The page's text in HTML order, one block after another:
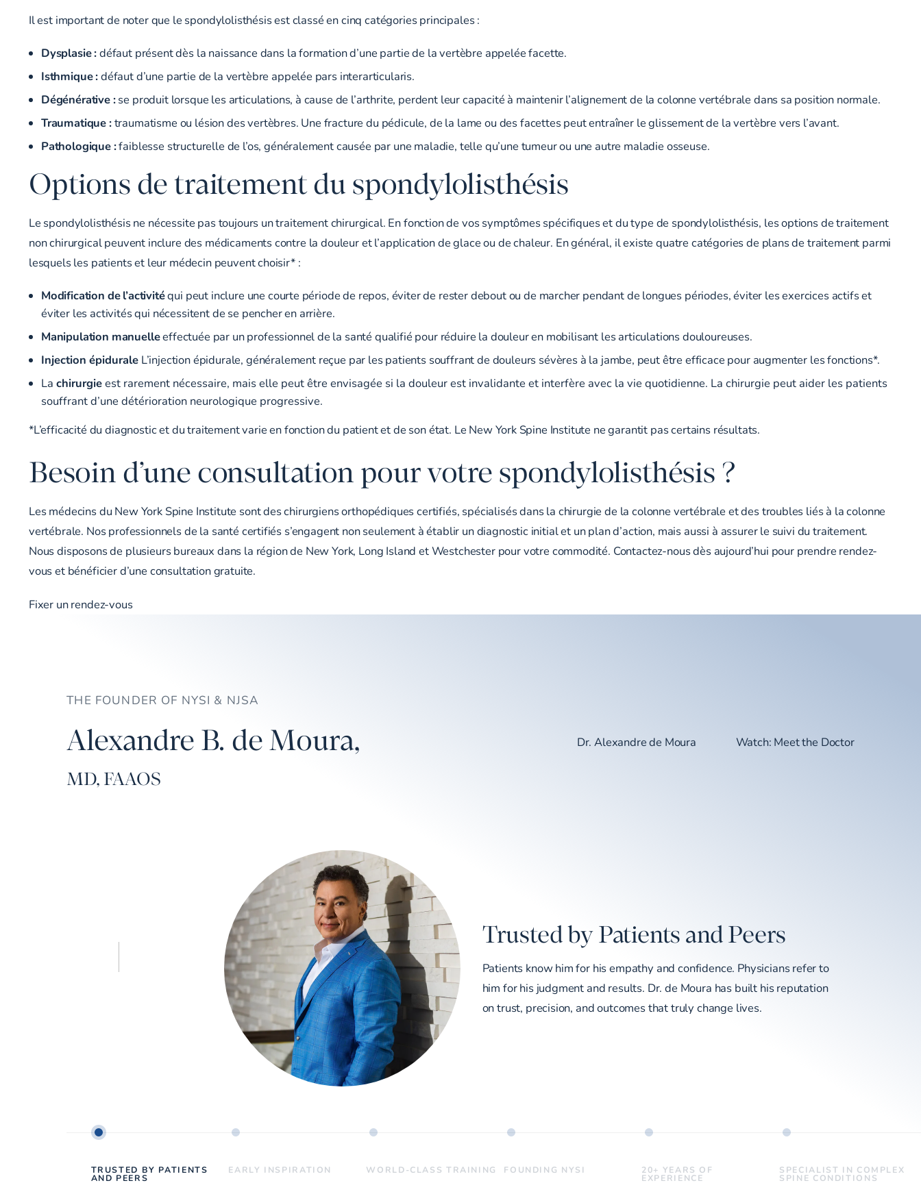
Il est important de noter que le spondylolisthésis est classé en cinq catégories principales :
Dysplasie :défaut présent dès la naissance dans la formation d’une partie de la vertèbre appelée facette.
Isthmique :défaut d’une partie de la vertèbre appelée pars interarticularis.
Dégénérative :se produit lorsque les articulations, à cause de l’arthrite, perdent leur capacité à maintenir l’alignement de la colonne vertébrale dans sa position normale.
Traumatique :traumatisme ou lésion des vertèbres. Une fracture du pédicule, de la lame ou des facettes peut entraîner le glissement de la vertèbre vers l’avant.
Pathologique :faiblesse structurelle de l’os, généralement causée par une maladie, telle qu’une tumeur ou une autre maladie osseuse.
Options de traitement du spondylolisthésis
Le spondylolisthésis ne nécessite pas toujours un traitement chirurgical. En fonction de vos symptômes spécifiques et du type de spondylolisthésis, les options de traitement
non chirurgical peuvent inclure des médicaments contre la douleur et l’application de glace ou de chaleur. En général, il existe quatre catégories de plans de traitement parmi
lesquels les patients et leur médecin peuvent choisir* :
Modification de l’activitéqui peut inclure une courte période de repos, éviter de rester debout ou de marcher pendant de longues périodes, éviter les exercices actifs et
éviter les activités qui nécessitent de se pencher en arrière.
Manipulation manuelleeffectuée par un professionnel de la santé qualifié pour réduire la douleur en mobilisant les articulations douloureuses.
Injection épidurale L’injection épidurale, généralement reçue par les patients souffrant de douleurs sévères à la jambe, peut être efficace pour augmenter les fonctions*.
La chirurgieest rarement nécessaire, mais elle peut être envisagée si la douleur est invalidante et interfère avec la vie quotidienne. La chirurgie peut aider les patients
souffrant d’une détérioration neurologique progressive.
*L’efficacité du diagnostic et du traitement varie en fonction du patient et de son état. Le New York Spine Institute ne garantit pas certains résultats.
Besoin d’une consultation pour votre spondylolisthésis ?
Les médecins du New York Spine Institute sont des chirurgiens orthopédiques certifiés, spécialisés dans la chirurgie de la colonne vertébrale et des troubles liés à la colonne
vertébrale. Nos professionnels de la santé certifiés s’engagent non seulement à établir un diagnostic initial et un plan d’action, mais aussi à assurer le suivi du traitement.
Nous disposons de plusieurs bureaux dans la région de New York, Long Island et Westchester pour votre commodité. Contactez-nous dès aujourd’hui pour prendre rendez-
vous et bénéficier d’une consultation gratuite.
Fixer un rendez-vous
THE FOUNDER OF NYSI & NJSA
Alexandre B. de Moura,
MD, FAAOS
Dr. Alexandre de Moura Watch: Meet the Doctor
Trusted by Patients and Peers
Patients know him for his empathy and confidence. Physicians refer to
him for his judgment and results. Dr. de Moura has built his reputation
on trust, precision, and outcomes that truly change lives.
TRUSTED BY PATIENTS
AND PEERS
EARLY INSPIRATION WORLD-CLASS TRAINING FOUNDING NYSI 20+ YEARS OF
EXPERIENCE
SPECIALIST IN COMPLEX
SPINE CONDITIONS